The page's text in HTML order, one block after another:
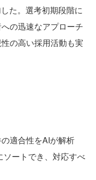
た。選考初期段階に
の迅速なアプローチ
の高い採用活動も実
適合性をAIが解析
ソートでき、対応すべ